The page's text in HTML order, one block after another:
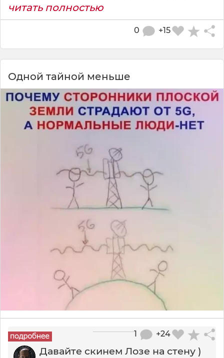
читать полностью
+15
0
Одной тайной меньше
+24
1
Давайте скинем Лозе на стену )